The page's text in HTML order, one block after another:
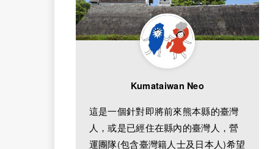
Kumataiwan Neo
這是一個針對即將前來熊本縣的臺灣
人，或是已經住在縣內的臺灣人，營
運團隊(包含臺灣籍人士及日本人)希望